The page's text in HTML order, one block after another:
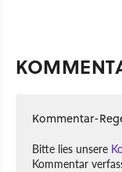
Kommentar-
Bitte lies unsere
Kommentar